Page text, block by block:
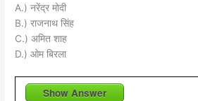
A.) नरेंद्र मोदी
B.) राजनाथ सिंह
C.) अमित शाह
D.) ओम बिरला
Show Answer